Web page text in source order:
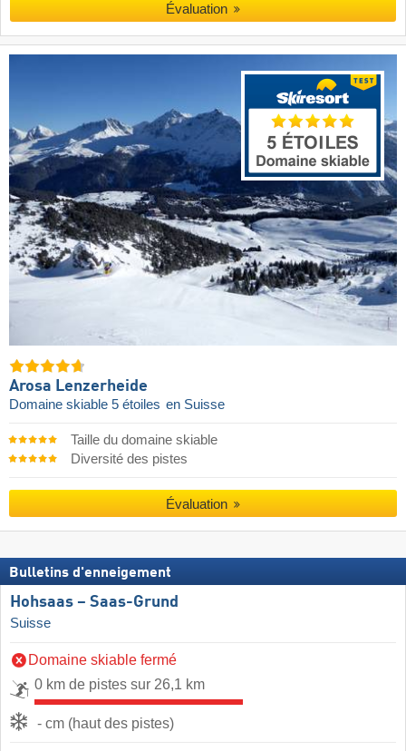
Évaluation
Arosa Lenzerheide
Domaine skiable 5 étoiles en Suisse
Taille du domaine skiable
Diversité des pistes
Évaluation
Bulletins d'enneigement
Hohsaas – Saas-Grund
Suisse
Domaine skiable fermé
0 km de pistes sur 26,1 km
- cm (haut des pistes)